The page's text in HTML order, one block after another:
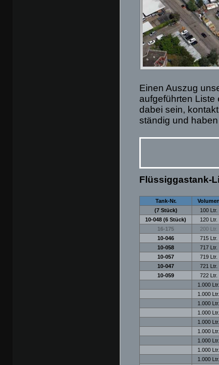
Einen Auszug
aufgeführten Liste
dabei sein,
ständig und
Flüssiggastank-
Tank-Nr.
(7 Stück)
100 Ltr.
10-048 (6 Stück)
120 Ltr.
16-175
200 Ltr.
10-046
715 Ltr.
10-058
717 Ltr.
10-057
719 Ltr.
10-047
721 Ltr.
10-059
722 Ltr.
1.000 Ltr.
1.000 Ltr.
1.000 Ltr.
1.000 Ltr.
1.000 Ltr.
1.000 Ltr.
1.000 Ltr.
1.000 Ltr.
1.000 Ltr.